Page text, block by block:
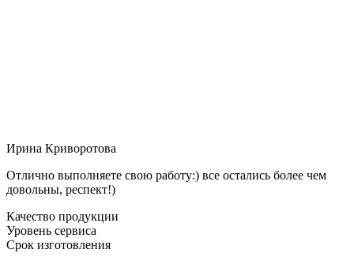
Ирина Криворотова
Отлично выполняете свою работу:) все остались более чем
довольны, респект!)
Качество продукции
Уровень сервиса
Срок изготовления